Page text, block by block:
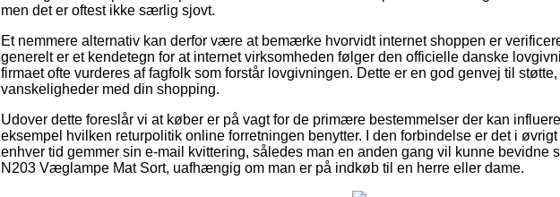
men det er oftest ikke særlig sjovt.
Et nemmere alternativ kan derfor være at bemærke hvorvidt internet shoppen er
generelt er et kendetegn for at internet virksomheden følger den officielle danske
firmaet ofte vurderes af fagfolk som forstår lovgivningen. Dette er en god genvej til
vanskeligheder med din shopping.
Udover dette foreslår vi at køber er på vagt for de primære bestemmelser der kan
eksempel hvilken returpolitik online forretningen benytter. I den forbindelse er det i øvrigt
enhver tid gemmer sin e-mail kvittering, således man en anden gang vil kunne bevidne
N203 Væglampe Mat Sort, uafhængig om man er på indkøb til en herre eller dame.